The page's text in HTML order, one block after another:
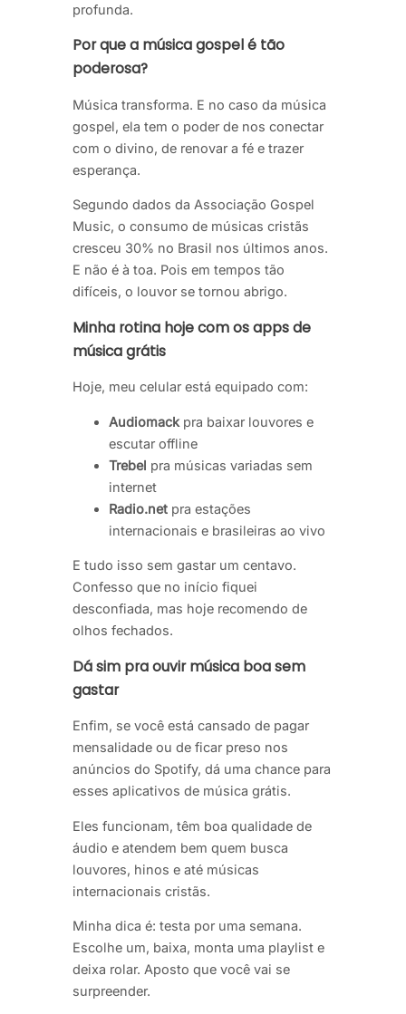
profunda.
Por que a música gospel é tão
poderosa?
Música transforma. E no caso da música
gospel, ela tem o poder de nos conectar
com o divino, de renovar a fé e trazer
esperança.
Segundo dados da Associação Gospel
Music, o consumo de músicas cristãs
cresceu 30% no Brasil nos últimos anos.
E não é à toa. Pois em tempos tão
difíceis, o louvor se tornou abrigo.
Minha rotina hoje com os apps de
música grátis
Hoje, meu celular está equipado com:
Audiomack pra baixar louvores e
escutar offline
Trebel pra músicas variadas sem
internet
Radio.net pra estações
internacionais e brasileiras ao vivo
E tudo isso sem gastar um centavo.
Confesso que no início fiquei
desconfiada, mas hoje recomendo de
olhos fechados.
Dá sim pra ouvir música boa sem
gastar
Enfim, se você está cansado de pagar
mensalidade ou de ficar preso nos
anúncios do Spotify, dá uma chance para
esses aplicativos de música grátis.
Eles funcionam, têm boa qualidade de
áudio e atendem bem quem busca
louvores, hinos e até músicas
internacionais cristãs.
Minha dica é: testa por uma semana.
Escolhe um, baixa, monta uma playlist e
deixa rolar. Aposto que você vai se
surpreender.